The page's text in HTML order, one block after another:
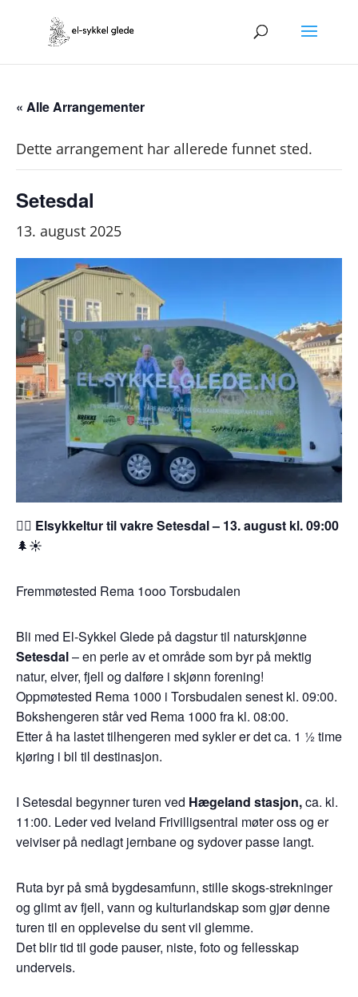
« Alle Arrangementer
Dette arrangement har allerede funnet sted.
Setesdal
13. august 2025
🚴‍♂️ Elsykkeltur til vakre Setesdal – 13. august kl. 09:00
🌲☀️
Fremmøtested Rema 1ooo Torsbudalen
Bli med El-Sykkel Glede på dagstur til naturskjønne
Setesdal– en perle av et område som byr på mektig
natur, elver, fjell og dalføre i skjønn forening!
Oppmøtested Rema 1000 i Torsbudalen senest kl. 09:00.
Bokshengeren står ved Rema 1000 fra kl. 08:00.
Etter å ha lastet tilhengeren med sykler er det ca. 1 ½ time
kjøring i bil til destinasjon.
I Setesdal begynner turen ved Hægeland stasjon,ca. kl.
11:00. Leder ved Iveland Frivilligsentral møter oss og er
veiviser på nedlagt jernbane og sydover passe langt.
Ruta byr på små bygdesamfunn, stille skogs-strekninger
og glimt av fjell, vann og kulturlandskap som gjør denne
turen til en opplevelse du sent vil glemme.
Det blir tid til gode pauser, niste, foto og fellesskap
underveis.